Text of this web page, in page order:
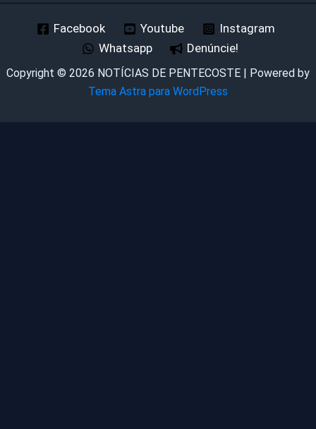
Facebook Youtube
Instagram
Whatsapp
Denúncie!
Copyright © 2026 NOTÍCIAS DE PENTECOSTE | Powered by
Tema Astra para WordPress